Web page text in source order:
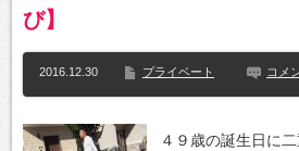
び】
2016.12.30 プライベート コメ
４９歳の誕生日に